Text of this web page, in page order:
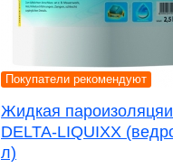
Покупатели рекомендуют
Жидкая
DELTA-LIQUIXX
л)